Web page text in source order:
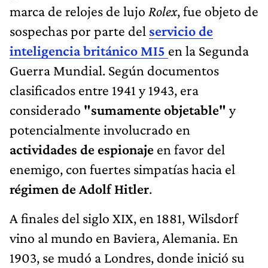
marca de relojes de lujo Rolex, fue objeto de
sospechas por parte del servicio de
inteligencia británico MI5 en la Segunda
Guerra Mundial. Según documentos
clasificados entre 1941 y 1943, era
considerado "sumamente objetable" y
potencialmente involucrado en
actividades de espionaje en favor del
enemigo, con fuertes simpatías hacia el
régimen de Adolf Hitler.
A finales del siglo XIX, en 1881, Wilsdorf
vino al mundo en Baviera, Alemania. En
1903, se mudó a Londres, donde inició su